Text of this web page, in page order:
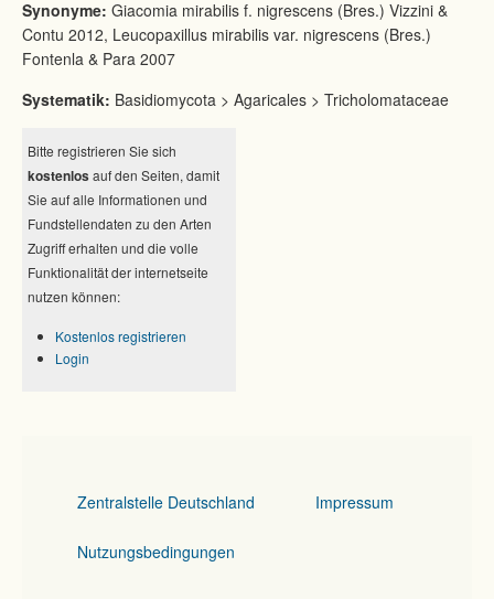
Synonyme: Giacomia mirabilis f. nigrescens (Bres.) Vizzini &
Contu 2012, Leucopaxillus mirabilis var. nigrescens (Bres.)
Fontenla & Para 2007
Systematik: Basidiomycota > Agaricales > Tricholomataceae
Bitte registrieren Sie sich
kostenlos auf den Seiten, damit
Sie auf alle Informationen und
Fundstellendaten zu den Arten
Zugriff erhalten und die volle
Funktionalität der internetseite
nutzen können:
Kostenlos registrieren
Login
Zentralstelle Deutschland Impressum
Nutzungsbedingungen